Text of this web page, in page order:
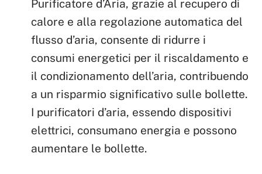
Purificatore d’Aria, grazie al recupero di
calore e alla regolazione automatica del
flusso d’aria, consente di ridurre i
consumi energetici per il riscaldamento e
il condizionamento dell’aria, contribuendo
a un risparmio significativo sulle bollette.
I purificatori d’aria, essendo dispositivi
elettrici, consumano energia e possono
aumentare le bollette.